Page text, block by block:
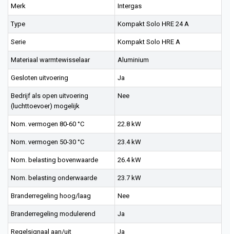
Merk Intergas
Type Kompakt Solo HRE 24 A
Serie Kompakt Solo HRE A
Materiaal warmtewisselaar Aluminium
Gesloten uitvoering Ja
Bedrijf als open uitvoering
(luchttoevoer) mogelijk
Nee
Nom. vermogen 80-60 °C 22.8 kW
Nom. vermogen 50-30 °C 23.4 kW
Nom. belasting bovenwaarde 26.4 kW
Nom. belasting onderwaarde 23.7 kW
Branderregeling hoog/laag Nee
Branderregeling modulerend Ja
Regelsignaal aan/uit Ja